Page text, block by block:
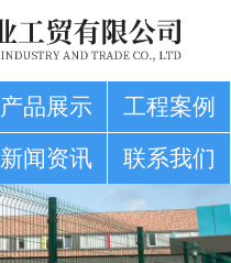
产品展示
工程案例
新闻资讯 联系我们